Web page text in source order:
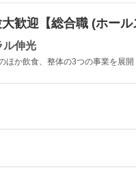
歓迎【総合職 (ホー
ル伸光
ほか飲食、整体の3つの事業を展開